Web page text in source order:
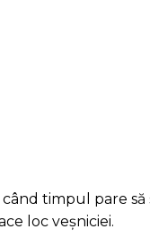
timpul pare să
loc veșniciei.